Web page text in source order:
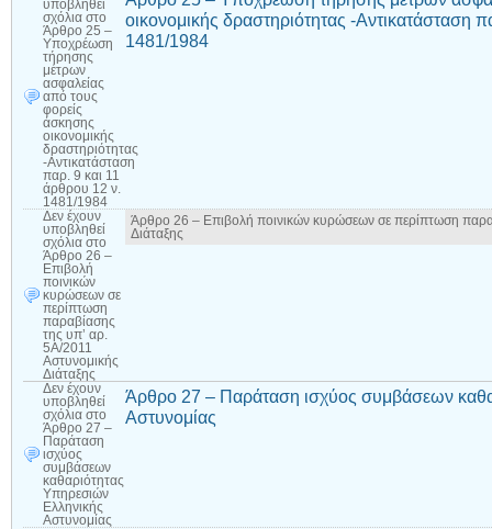
υποβληθεί
σχόλια στο
Άρθρο 25 –
Υποχρέωση
τήρησης
μέτρων
ασφαλείας
από τους
φορείς
άσκησης
οικονομικής
δραστηριότητας
-Αντικατάσταση
παρ. 9 και 11
άρθρου 12 ν.
1481/1984
οικονομικής δραστηριότητας -Αντικατάσταση
1481/1984
Δεν έχουν
υποβληθεί
σχόλια στο
Άρθρο 26 –
Επιβολή
ποινικών
κυρώσεων σε
περίπτωση
παραβίασης
της υπ’ αρ.
5Α/2011
Αστυνομικής
Διάταξης
Άρθρο 26 – Επιβολή ποινικών κυρώσεων σε περίπτωση
Διάταξης
Δεν έχουν
υποβληθεί
σχόλια στο
Άρθρο 27 –
Παράταση
ισχύος
συμβάσεων
καθαριότητας
Υπηρεσιών
Ελληνικής
Αστυνομίας
Άρθρο 27 – Παράταση ισχύος συμβάσεων
Αστυνομίας